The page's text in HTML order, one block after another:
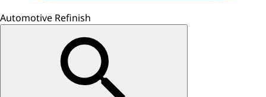
Automotive Refinish